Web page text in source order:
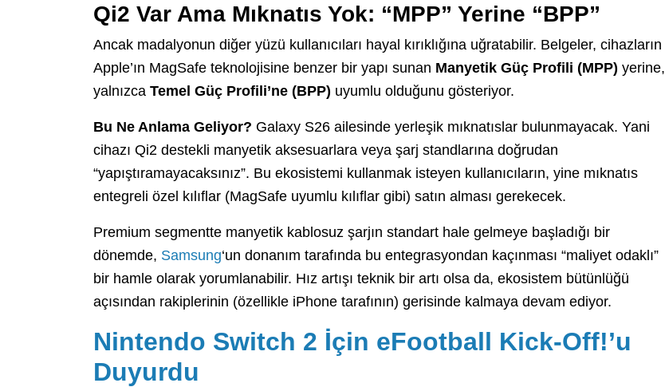
Qi2 Var Ama Mıknatıs Yok: “MPP” Yerine “BPP”
Ancak madalyonun diğer yüzü kullanıcıları hayal kırıklığına uğratabilir. Belgeler, cihazların
Apple’ın MagSafe teknolojisine benzer bir yapı sunan Manyetik Güç Profili (MPP) yerine,
yalnızca Temel Güç Profili’ne (BPP) uyumlu olduğunu gösteriyor.
Bu Ne Anlama Geliyor? Galaxy S26 ailesinde yerleşik mıknatıslar bulunmayacak. Yani
cihazı Qi2 destekli manyetik aksesuarlara veya şarj standlarına doğrudan
“yapıştıramayacaksınız”. Bu ekosistemi kullanmak isteyen kullanıcıların, yine mıknatıs
entegreli özel kılıflar (MagSafe uyumlu kılıflar gibi) satın alması gerekecek.
Premium segmentte manyetik kablosuz şarjın standart hale gelmeye başladığı bir
dönemde, Samsung‘un donanım tarafında bu entegrasyondan kaçınması “maliyet odaklı”
bir hamle olarak yorumlanabilir. Hız artışı teknik bir artı olsa da, ekosistem bütünlüğü
açısından rakiplerinin (özellikle iPhone tarafının) gerisinde kalmaya devam ediyor.
Nintendo Switch 2 İçin eFootball Kick-Off!’u
Duyurdu